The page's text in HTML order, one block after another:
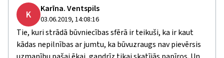
K Karīna. Ventspils
03.06.2019, 14:08:16
Tie, kuri strādā būvniecības sfērā ir teikuši, ka ir kaut
kādas nepilnības ar jumtu, ka būvuzraugs nav pievērsis